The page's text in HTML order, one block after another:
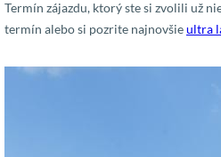
Termín zájazdu, ktorý ste si zvolili už
termín alebo si pozrite najnovšieultra